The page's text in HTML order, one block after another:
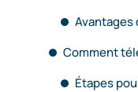
Avantages
Comment
Étapes